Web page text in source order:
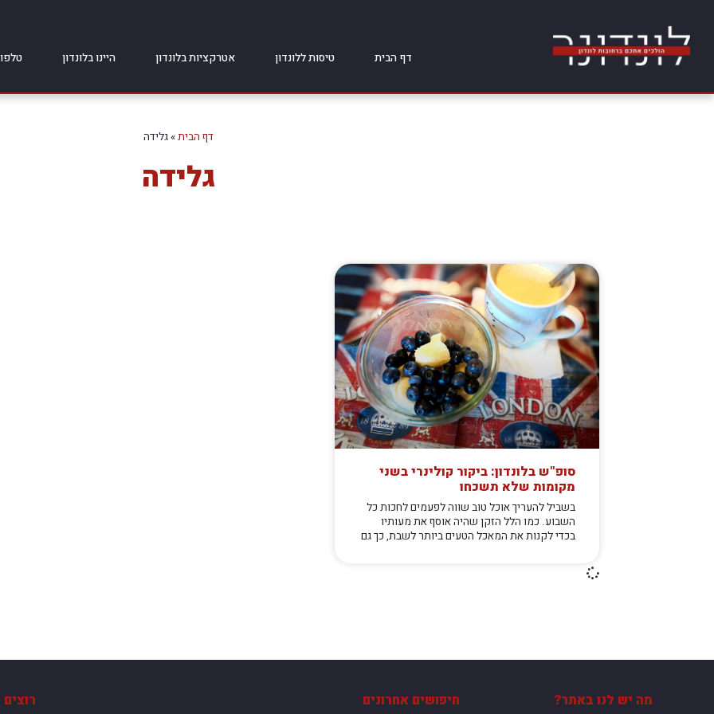
דף הבית טיסות ללונדון אטרקציות בלונדון היינו בלונדון
דף הבית»גלידה
גלידה
סופ"ש בלונדון: ביקור קולינרי בשני
מקומות שלא תשכחו
בשביל להעריך אוכל טוב שווה לפעמים לחכות כל
השבוע. כמו הלל הזקן שהיה אוסף את מעותיו
בכדי לקנות את המאכל הטעים ביותר לשבת, כך גם
מה יש לנו באתר? חיפושים אחרונים